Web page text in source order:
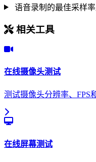
语音录制的最佳采样率
相关工具
在线摄像头测试
测试摄像头分辨率、FPS
在线屏幕测试